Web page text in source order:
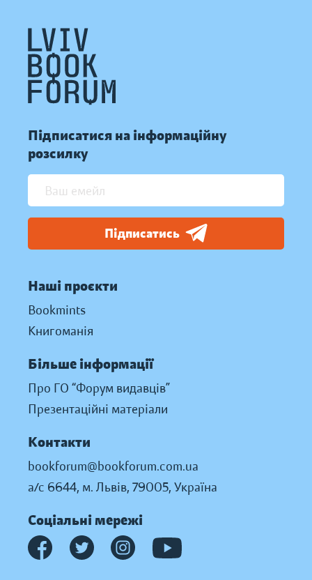
Підписатися на інформаційну
розсилку
Підписатись
Наші проєкти
Bookmints
Книгоманія
Більше інформації
Про ГО “Форум видавців”
Презентаційні матеріали
Контакти
bookforum@bookforum.com.ua
а/с 6644, м. Львів, 79005, Україна
Соціальні мережі